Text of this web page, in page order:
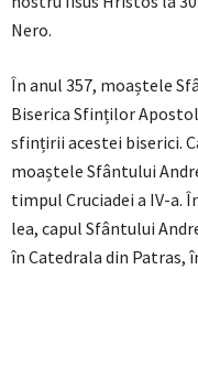
Nero.
În anul 357, moaștele
Biserica Sfinților
sfințirii acestei biserici.
moaștele Sfântului
timpul Cruciadei a IV-a.
lea, capul Sfântului
în Catedrala din Patras,